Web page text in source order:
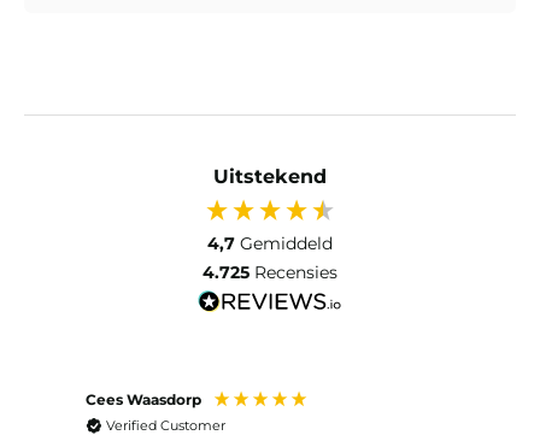
Uitstekend
4,7 Gemiddeld
4.725 Recensies
Cees Waasdorp
Verified Customer